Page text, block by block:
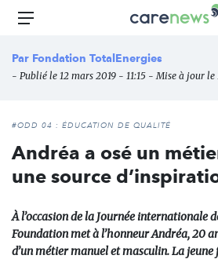
Aller
principal
Carenews,
média
des
l'engagement
Menu
Par Fondation TotalEnergies
- Publié le 12 mars 2019 - 11:15 - Mise à jour le
#ODD 04 : ÉDUCATION DE QUALITÉ
Andréa a osé un
une source
À l’occasion de la Journée internationale
Foundation met à l’honneur Andréa, 20
d’un métier manuel et masculin. La